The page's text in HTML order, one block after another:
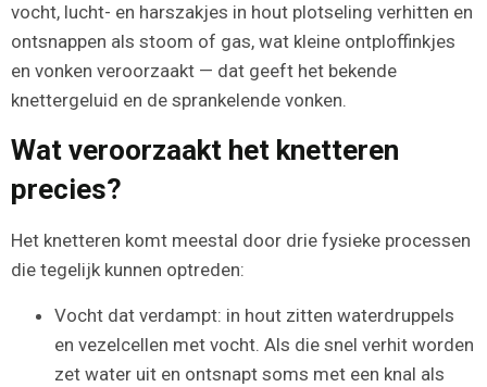
vocht, lucht- en harszakjes in hout plotseling verhitten en
ontsnappen als stoom of gas, wat kleine ontploffinkjes
en vonken veroorzaakt — dat geeft het bekende
knettergeluid en de sprankelende vonken.
Wat veroorzaakt het knetteren
precies?
Het knetteren komt meestal door drie fysieke processen
die tegelijk kunnen optreden:
Vocht dat verdampt: in hout zitten waterdruppels
en vezelcellen met vocht. Als die snel verhit worden
zet water uit en ontsnapt soms met een knal als